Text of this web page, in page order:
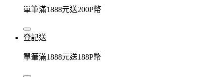
單筆滿1888元送200P幣
登記送
單筆滿1888元送188P幣